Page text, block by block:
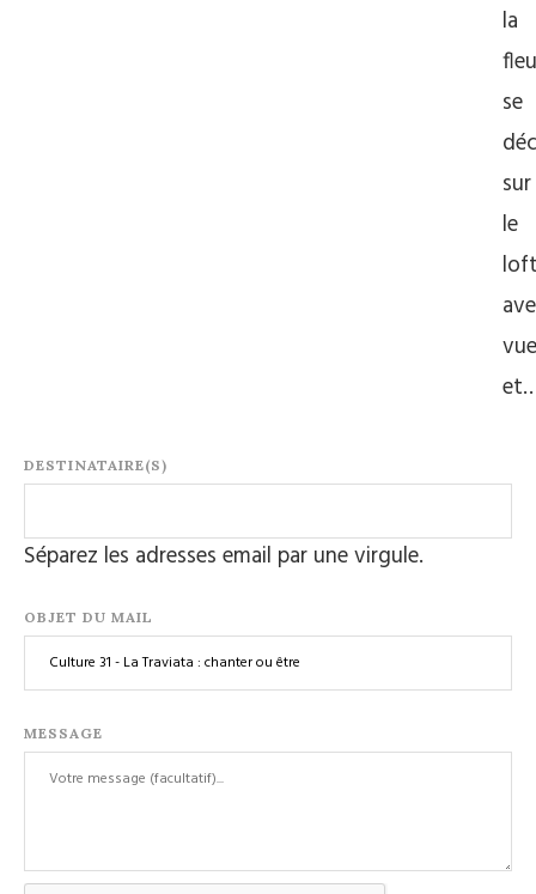
la
se
sur
le
vue
DESTINATAIRE(S)
Séparez les adresses email par une virgule.
OBJET DU MAIL
MESSAGE